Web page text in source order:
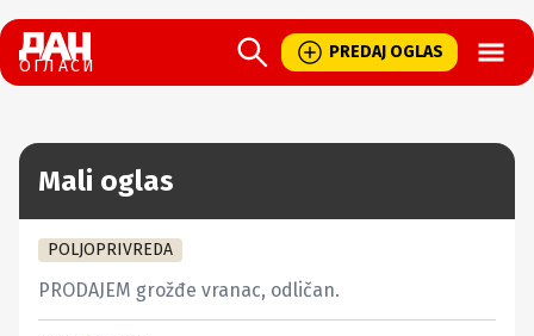
ОГЛАСИ
PREDAJ OGLAS
Mali oglas
POLJOPRIVREDA
PRODAJEM grožđe vranac, odličan.